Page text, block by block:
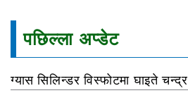
पछिल्ला अप्डेट
ग्यास सिलिन्डर विस्फोटमा घाइते